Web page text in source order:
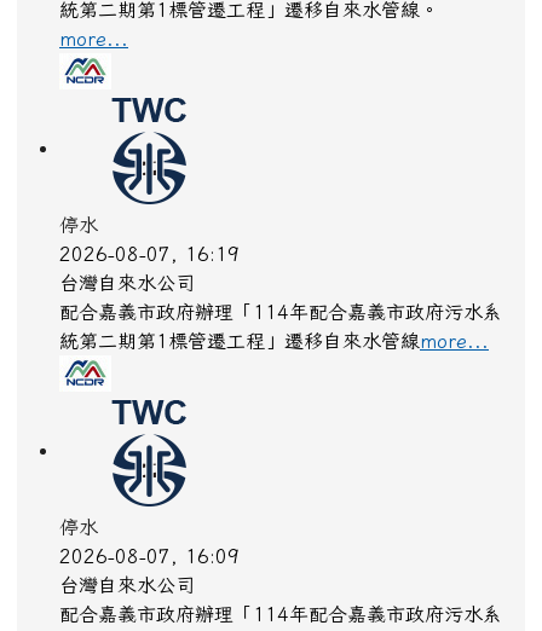
統第二期第1標管遷工程」遷移自來水管線。
more...
停水
2026-08-07, 16:19
台灣自來水公司
配合嘉義市政府辦理「114年配合嘉義市政府污水系
統第二期第1標管遷工程」遷移自來水管線more...
停水
2026-08-07, 16:09
台灣自來水公司
配合嘉義市政府辦理「114年配合嘉義市政府污水系